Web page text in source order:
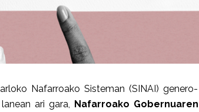
Nafarroako Sisteman (SINAI) genero-
ari gara, Nafarroako Gobernuaren